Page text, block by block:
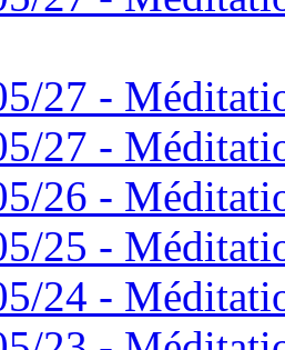
27 -
27 -
26 -
25 -
24 -